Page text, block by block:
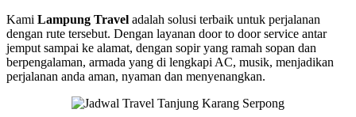
Kami Lampung Travel adalah solusi terbaik untuk perjalanan
dengan rute tersebut. Dengan layanan door to door service antar
jemput sampai ke alamat, dengan sopir yang ramah sopan dan
berpengalaman, armada yang di lengkapi AC, musik, menjadikan
perjalanan anda aman, nyaman dan menyenangkan.